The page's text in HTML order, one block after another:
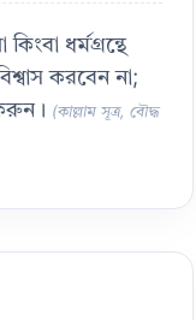
ধর্মগ্রন্থে
করবেন না;
(কাল্লাম সূত্র, বৌদ্ধ